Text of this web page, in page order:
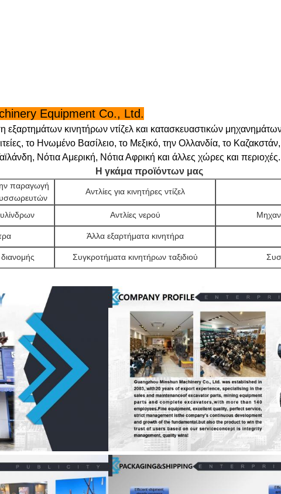
Equipment Co., Ltd.
εξαρτημάτων κινητήρων ντίζελ και κατασκευαστικών
το Ηνωμένο Βασίλειο, το Μεξικό, την Ολλανδία, το
Νότια Αμερική, Νότια Αφρική και άλλες χώρες και περιοχές.
Η γκάμα προϊόντων μας
παραγωγή
Αντλίες για κινητήρες ντίζελ
Αντλίες νερού
Άλλα εξαρτήματα κινητήρα
Συγκροτήματα κινητήρων ταξιδιού